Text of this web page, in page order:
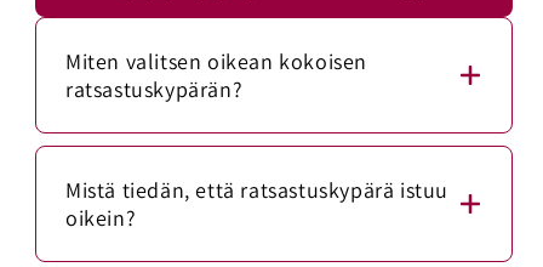
Miten valitsen oikean kokoisen
ratsastuskypärän?
Mittaa päänympärys mittanauhalla noin 1–2
senttimetriä kulmakarvojen yläpuolelta. Vertaa
mittaa kypärän kokotaulukkoon.
Mistä tiedän, että ratsastuskypärä istuu
oikein?